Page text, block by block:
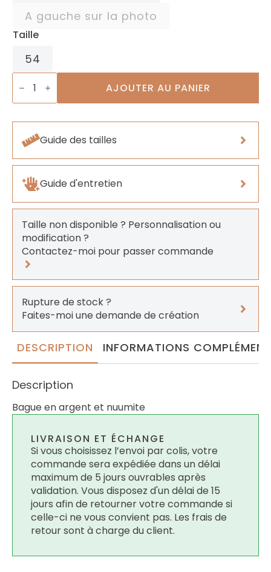
A gauche sur la photo
Taille
54
quantité
de
Bague
Nuumite
AJOUTER AU PANIER
Guide des tailles
Guide d'entretien
Taille non disponible ? Personnalisation ou
modification ?
Contactez-moi pour passer commande
Rupture de stock ?
Faites-moi une demande de création
DESCRIPTION INFORMATIONS
Description
Bague en argent et nuumite
LIVRAISON ET ÉCHANGE
Si vous choisissez l’envoi par colis, votre
commande sera expédiée dans un délai
maximum de 5 jours ouvrables après
validation. Vous disposez d'un délai de 15
jours afin de retourner votre commande si
celle-ci ne vous convient pas. Les frais de
retour sont à charge du client.